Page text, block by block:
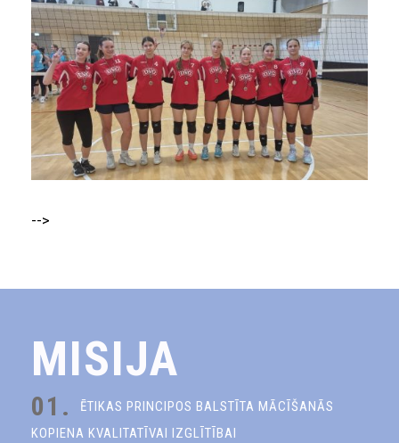
-->
MISIJA
01.
ĒTIKAS PRINCIPOS BALSTĪTA MĀCĪŠANĀS
KOPIENA KVALITATĪVAI IZGLĪTĪBAI